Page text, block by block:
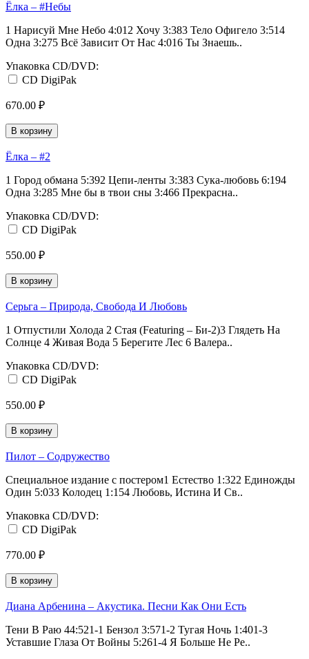
Ёлка ‎– #Небы
1 Нарисуй Мне Небо 4:012 Хочу 3:383 Тело Офигело 3:514
Одна 3:275 Всё Зависит От Нас 4:016 Ты Знаешь..
Упаковка CD/DVD:
CD DigiPak
670.00 ₽
В корзину
Ёлка ‎– #2
1 Город обмана 5:392 Цепи-ленты 3:383 Сука-любовь 6:194
Одна 3:285 Мне бы в твои сны 3:466 Прекрасна..
Упаковка CD/DVD:
CD DigiPak
550.00 ₽
В корзину
Серьга ‎– Природа, Свобода И Любовь
1 Отпустили Холода 2 Стая (Featuring – Би-2)3 Глядеть На
Солнце 4 Живая Вода 5 Берегите Лес 6 Валера..
Упаковка CD/DVD:
CD DigiPak
550.00 ₽
В корзину
Пилот ‎– Содружество
Специальное издание с постером1 Естество 1:322 Единожды
Один 5:033 Колодец 1:154 Любовь, Истина И Св..
Упаковка CD/DVD:
CD DigiPak
770.00 ₽
В корзину
Диана Арбенина ‎– Акустика. Песни Как Они Есть
Тени В Раю 44:521-1 Бензол 3:571-2 Тугая Ночь 1:401-3
Уставшие Глаза От Войны 5:261-4 Я Больше Не Ре..